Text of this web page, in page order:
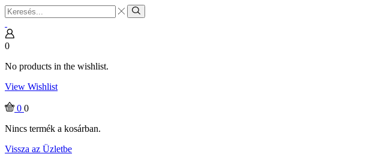
Search
input
Search
0
No products in the wishlist.
View Wishlist
0 0
Nincs termék a kosárban.
Vissza az Üzletbe